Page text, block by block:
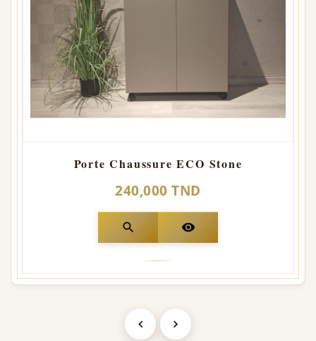
Porte Chaussure ECO Stone
240,000 TND
search visibility